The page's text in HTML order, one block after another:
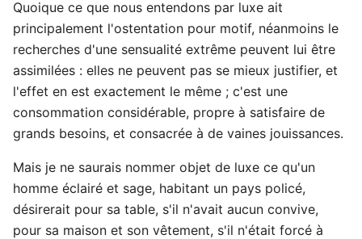
Quoique ce que nous entendons par luxe ait
principalement l'ostentation pour motif, néanmoins le
recherches d'une sensualité extrême peuvent lui être
assimilées : elles ne peuvent pas se mieux justifier, et
l'effet en est exactement le même ; c'est une
consommation considérable, propre à satisfaire de
grands besoins, et consacrée à de vaines jouissances.
Mais je ne saurais nommer objet de luxe ce qu'un
homme éclairé et sage, habitant un pays policé,
désirerait pour sa table, s'il n'avait aucun convive,
pour sa maison et son vêtement, s'il n'était forcé à